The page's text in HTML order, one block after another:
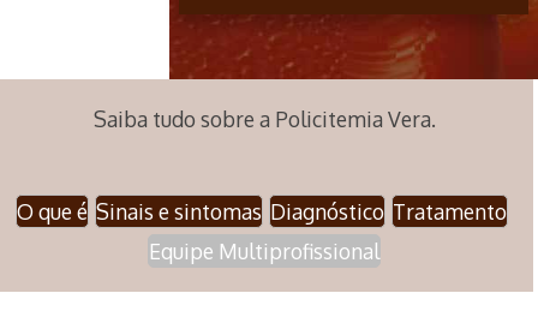
Saiba tudo sobre a Policitemia Vera.
O que é Sinais e sintomas Diagnóstico Tratamento
Equipe Multiprofissional